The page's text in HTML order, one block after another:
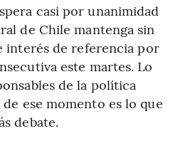
casi por unanimidad
de Chile mantenga sin
interés de referencia por
este martes. Lo
de la política
ese momento es lo que
debate.